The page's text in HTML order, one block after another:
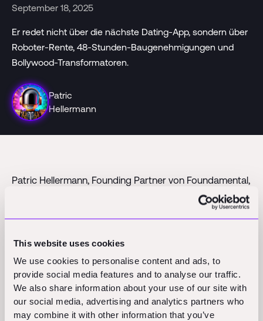
This website uses cookies
We use cookies to personalise content and ads, to
provide social media features and to analyse our traffic.
We also share information about your use of our site with
our social media, advertising and analytics partners who
may combine it with other information that you’ve
September 18, 2025
Er redet nicht über die nächste Dating-App, sondern über
Roboter-Rente, 48-Stunden-Baugenehmigungen und
Bollywood-Transformatoren.
Patric
Hellermann
Patric Hellermann, Founding Partner von Foundamental,
fordert einen radikalen Wandel in Bauwirtschaft und
Verwaltung. Mit Robotik und Automatisierung sollen
möglich werden. Er plädiert für 48-Stunden-
Baugenehmigungen durch Digitalisierung und KI sowie
internationale Partnerschaften, etwa mit Indien beim
Netzausbau. Für den deutschen Mittelstand sieht er
enorme Chancen durch neue Finanzierungsmodelle, die